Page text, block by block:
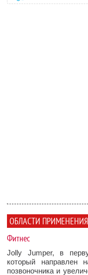
ОБЛАСТИ ПРИМЕНЕНИЯ
Фитнес
Jolly Jumper, в
который направлен
позвоночника и